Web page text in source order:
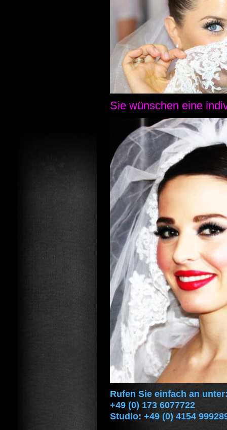
Sie wünschen eine
Rufen Sie einfach an
+49 (0) 173 6077722
Studio: +49 (0) 4154